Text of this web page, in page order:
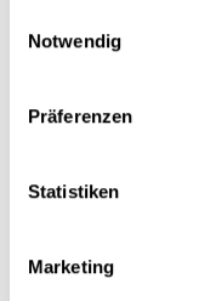
Notwendig
Präferenzen
Statistiken
Marketing
Le Soleil, la Terre
pays du Monde
Ministry of Agriculture,